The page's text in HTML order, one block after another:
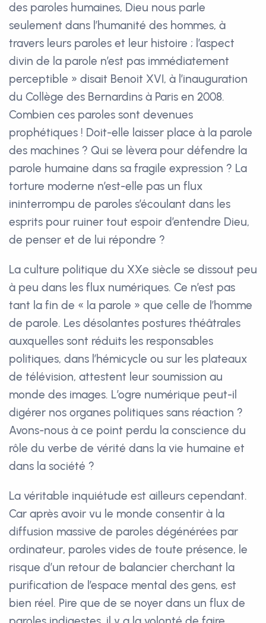
des paroles humaines, Dieu nous parle
seulement dans l’humanité des hommes, à
travers leurs paroles et leur histoire ; l’aspect
divin de la parole n’est pas immédiatement
perceptible » disait Benoit XVI, à l’inauguration
du Collège des Bernardins à Paris en 2008.
Combien ces paroles sont devenues
prophétiques ! Doit-elle laisser place à la parole
des machines ? Qui se lèvera pour défendre la
parole humaine dans sa fragile expression ? La
torture moderne n’est-elle pas un flux
ininterrompu de paroles s’écoulant dans les
esprits pour ruiner tout espoir d’entendre Dieu,
de penser et de lui répondre ?
La culture politique du XXe siècle se dissout peu
à peu dans les flux numériques. Ce n’est pas
tant la fin de « la parole » que celle de l’homme
de parole. Les désolantes postures théâtrales
auxquelles sont réduits les responsables
politiques, dans l’hémicycle ou sur les plateaux
de télévision, attestent leur soumission au
monde des images. L’ogre numérique peut-il
digérer nos organes politiques sans réaction ?
Avons-nous à ce point perdu la conscience du
rôle du verbe de vérité dans la vie humaine et
dans la société ?
La véritable inquiétude est ailleurs cependant.
Car après avoir vu le monde consentir à la
diffusion massive de paroles dégénérées par
ordinateur, paroles vides de toute présence, le
risque d’un retour de balancier cherchant la
purification de l’espace mental des gens, est
bien réel. Pire que de se noyer dans un flux de